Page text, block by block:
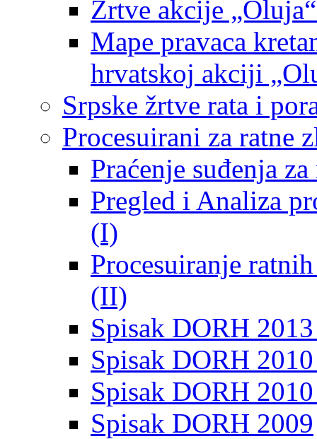
Žrtve akcije
Mape pravaca
hrvatskoj akciji
Srpske žrtve rata i
Procesuirani za ratne
Praćenje suđenja
Pregled i Analiza
(I)
Procesuiranje
(II)
Spisak DORH
Spisak DORH
Spisak DORH
Spisak DORH 2009